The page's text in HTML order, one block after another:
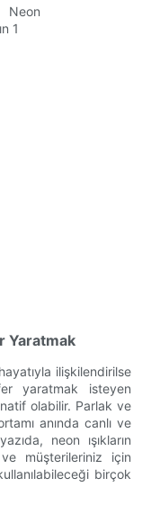
Yaratmak
ilişkilendirilse
yaratmak isteyen
olabilir. Parlak ve
anında canlı ve
neon ışıkların
ve müşterileriniz için
birçok